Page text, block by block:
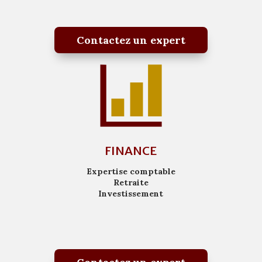
Contactez un expert
FINANCE
Expertise comptable
Retraite
Investissement